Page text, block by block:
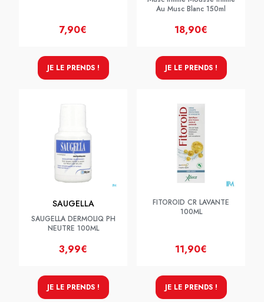
7,90€
JE LE PRENDS !
Au Musc Blanc 150ml
18,90€
JE LE PRENDS !
SAUGELLA
SAUGELLA DERMOLIQ PH
NEUTRE 100ML
3,99€
JE LE PRENDS !
FITOROID CR LAVANTE
100ML
11,90€
JE LE PRENDS !